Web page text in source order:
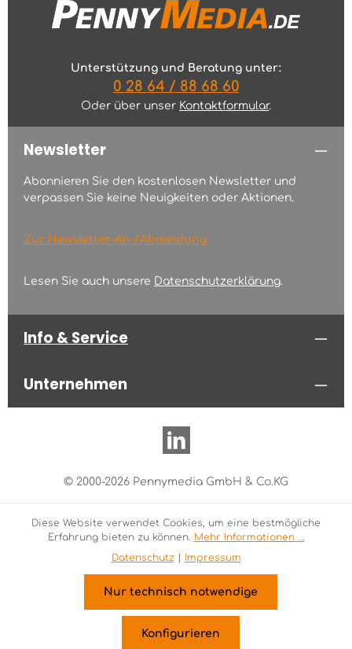
Unterstützung und Beratung unter:
0 28 64 / 88 68 60
Oder über unser Kontaktformular.
Newsletter
Abonnieren Sie den kostenlosen Newsletter und
verpassen Sie keine Neuigkeiten oder Aktionen.
Zur Newsletter-An-/Abmeldung
Lesen Sie auch unsere Datenschutzerklärung.
Info & Service
Unternehmen
© 2000-2026 Pennymedia GmbH & Co.KG
Diese Website verwendet Cookies, um eine bestmögliche
Erfahrung bieten zu können. Mehr Informationen ...
Datenschutz| Impressum
Nur technisch notwendige
Konfigurieren